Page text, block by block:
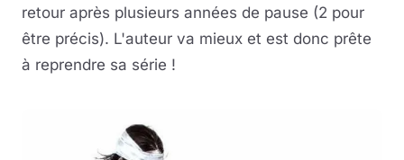
retour après plusieurs années de pause (2 pour
être précis). L'auteur va mieux et est donc prête
à reprendre sa série !